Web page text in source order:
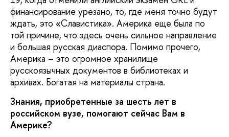
финансирование урезано, то, где меня точно будут
ждать, это «Славистика». Америка еще была по
той причине, что здесь очень сильное направление
и большая русская диаспора. Помимо прочего,
Америка – это огромное хранилище
русскоязычных документов в библиотеках и
архивах. Богатая на материалы страна.
Знания, приобретенные за шесть лет в
российском вузе, помогают сейчас Вам в
Америке?